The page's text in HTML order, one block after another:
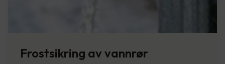
Frostsikring av vannrør